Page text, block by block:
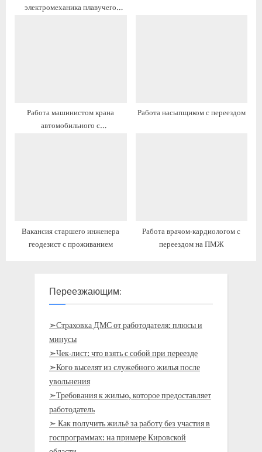
электромеханика плавучего
Работа машинистом крана
автомобильного с
Работа насыпщиком с переездом
Вакансия старшего инженера
геодезист с проживанием
Работа врачом-кардиологом с
переездом на ПМЖ
Переезжающим:
➣Страховка ДМС от работодателя: плюсы и
минусы
➣Чек-лист: что взять с собой при переезде
➣Кого выселят из служебного жилья после
увольнения
➣Требования к жилью, которое предоставляет
работодатель
➣ Как получить жильё за работу без участия в
госпрограммах: на примере Кировской